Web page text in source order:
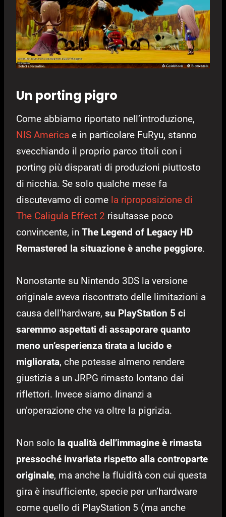
Un porting pigro
Come abbiamo riportato nell’introduzione,
NIS America e in particolare FuRyu, stanno
svecchiando il proprio parco titoli con i
porting più disparati di produzioni piuttosto
di nicchia. Se solo qualche mese fa
discutevamo di come la riproposizione di
The Caligula Effect 2 risultasse poco
convincente, in The Legend of Legacy HD
Remastered la situazione è anche peggiore.
Nonostante su Nintendo 3DS la versione
originale aveva riscontrato delle limitazioni a
causa dell’hardware, su PlayStation 5 ci
saremmo aspettati di assaporare quanto
meno un’esperienza tirata a lucido e
migliorata, che potesse almeno rendere
giustizia a un JRPG rimasto lontano dai
riflettori. Invece siamo dinanzi a
un’operazione che va oltre la pigrizia.
Non solo la qualità dell’immagine è rimasta
pressoché invariata rispetto alla controparte
originale, ma anche la fluidità con cui questa
gira è insufficiente, specie per un’hardware
come quello di PlayStation 5 (ma anche